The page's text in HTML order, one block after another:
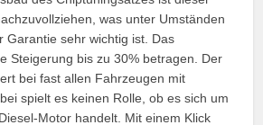
was unter Umständen
Garantie sehr wichtig ist. Das
Steigerung bis zu 30% betragen. Der
bei fast allen Fahrzeugen mit
spielt es keinen Rolle, ob es sich um
Motor handelt. Mit einem Klick